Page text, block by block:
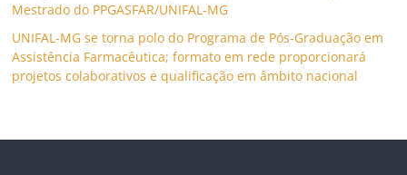
Mestrado do PPGASFAR/UNIFAL-MG
UNIFAL-MG se torna polo do Programa de Pós-Graduação em
Assistência Farmacêutica; formato em rede proporcionará
projetos colaborativos e qualificação em âmbito nacional